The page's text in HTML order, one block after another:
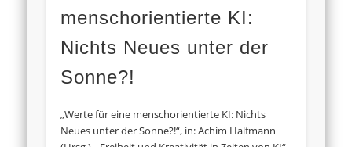
menschorientierte KI:
Nichts Neues unter der
Sonne?!
„Werte für eine menschorientierte KI: Nichts
Neues unter der Sonne?!“, in: Achim Halfmann